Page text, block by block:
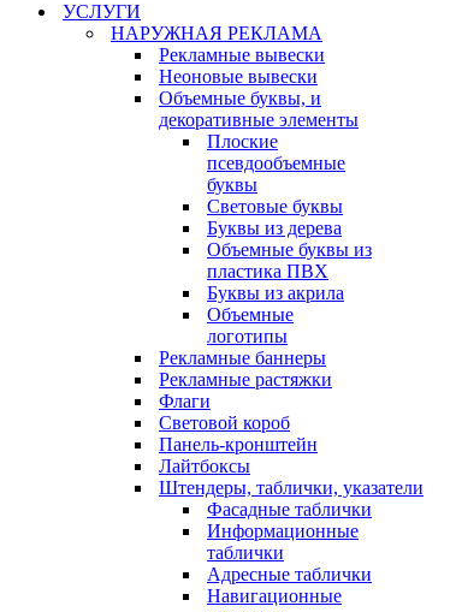
УСЛУГИ
НАРУЖНАЯ РЕКЛАМА
Рекламные вывески
Неоновые вывески
Объемные буквы, и
декоративные элементы
Плоские
псевдообъемные
буквы
Световые буквы
Буквы из дерева
Объемные буквы из
пластика ПВХ
Буквы из акрила
Объемные
логотипы
Рекламные баннеры
Рекламные растяжки
Флаги
Световой короб
Панель-кронштейн
Лайтбоксы
Штендеры, таблички, указатели
Фасадные таблички
Информационные
таблички
Адресные таблички
Навигационные